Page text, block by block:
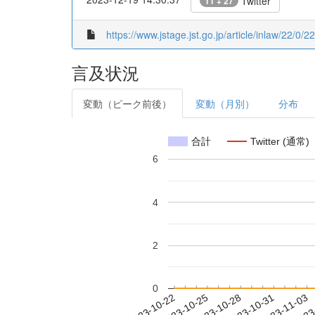
https://www.jstage.jst.go.jp/article/inlaw/22/0/
言及状況
変動（ピーク前後） 変動（月別） 分布
合計 Twitter (通常)
0
2
4
6